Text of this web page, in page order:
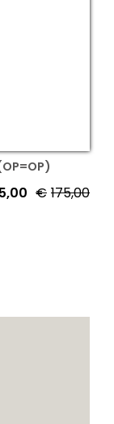
€ 175,00